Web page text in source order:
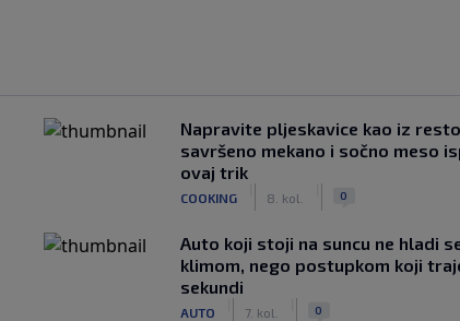
Napravite pljeskavice kao iz
savršeno mekano i sočno meso
ovaj trik
COOKING 8. kol. 0
Auto koji stoji na suncu ne hladi
klimom, nego postupkom koji
sekundi
AUTO 7. kol. 0